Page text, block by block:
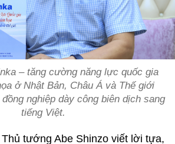
– tăng cường năng lực quốc gia
ở Nhật Bản, Châu Á và Thế giới
nghiệp dày công biên dịch sang
tiếng Việt.
tướng Abe Shinzo viết lời tựa,